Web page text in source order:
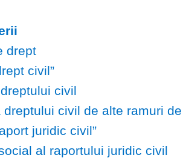
drept
civil”
civil
dreptului civil de alte ramuri
juridic civil”
al raportului juridic civil